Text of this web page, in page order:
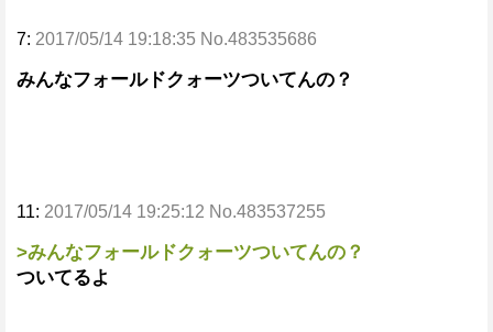
7: 2017/05/14 19:18:35 No.483535686
みんなフォールドクォーツついてんの？
11: 2017/05/14 19:25:12 No.483537255
>みんなフォールドクォーツついてんの？
ついてるよ